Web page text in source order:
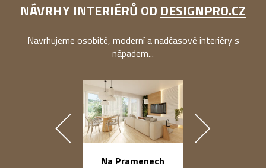
NÁVRHY INTERIÉRŮ OD DESIGNPRO.CZ
Navrhujeme osobité, moderní a nadčasové interiéry s
nápadem...
Na Pramenech